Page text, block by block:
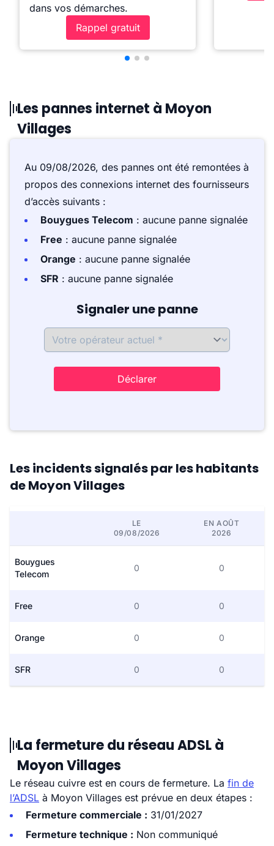
dans vos démarches.
Rappel gratuit
Les pannes internet à Moyon
Villages
Au 09/08/2026, des pannes ont été remontées à
propos des connexions internet des fournisseurs
d’accès suivants :
Bouygues Telecom : aucune panne signalée
Free : aucune panne signalée
Orange : aucune panne signalée
SFR : aucune panne signalée
Signaler une panne
Déclarer
Les incidents signalés par les habitants
de Moyon Villages
LE
09/08/2026
EN AOÛT
2026
Bouygues
Telecom
0 0
Free 0 0
Orange 0 0
SFR 0 0
La fermeture du réseau ADSL à
Moyon Villages
Le réseau cuivre est en cours de fermeture. La fin de
l’ADSL à Moyon Villages est prévue en deux étapes :
Fermeture commerciale : 31/01/2027
Fermeture technique : Non communiqué